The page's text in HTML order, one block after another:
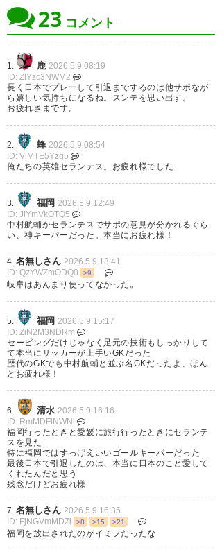
セランテス選手のプレーに魅了
され応援してました！
大好きな選手でした！
アビスパの選手としてJ1で一緒
に戦いたかった…
現役生活お疲れ様でした
福岡でプレーして頂きありがと
うございました！
最後にベススタに来て欲しいで
す！
— セランテス選手のプレーに魅
了され応援してました！ 大好き
な選手でした！ アビスパの選手
としてJ1で一緒に戦いたかった…
現役生活お疲れ様でした 福岡で
プレーして頂きありがとうござ
いました！ 最後にベススタに来
て欲しいです！
(gatcom0720avi/status/20523
36218386620641/photo/2)
2026, 5月 7
セランテスまじ！？この前の試
合めちゃくちゃ頑張ってセーブ
しててすげーと思って、これか
— ザキオカ コマキチ
(ZEANAN18)2026, 5月 8
間違いなくレジェンド外国人の1
人だよ、セランテス。お疲れ様
でした！
2026, 5月 8
23 コメント
1. 鹿 2026.5.9 08:19
ID: ZlYzc3NWM2
長く日本でプレーして引退までするのは他サポなが
ら嬉しい気持ちになるね。スンテを思い出す。
お疲れさまです。
2. 蜂 2026.5.9 08:54
ID: VlMTE5Yzg5
俺たちの英雄セランテス。お疲れ様でした
3. 福岡 2026.5.9 12:49
ID: JiYmVkOTQ5
中村航輔かセランテスでサポの意見が分かれるぐら
い、神キーパーだった。本当にお疲れ様！
4. 名無しさん 2026.5.9 13:41
ID: QzYWZmODQ0
>9
岐阜はあんまり使ってなかった。
5. 福岡 2026.5.9 15:17
ID: ZiN2M3NDRm
セービングだけじゃなく足元の技術もしっかりして
て本当にサッカーが上手いGKだった
歴代のGKでも中村航輔と並ぶ名GKだったよ、ほん
とお疲れ様！
6. 清水 2026.5.9 16:16
ID: RmMDFlNWNl
福岡行ったときと愛媛に旅行行ったときにセランテ
スを見た
特に福岡ではすっげえいいゴールキーパーだった
最後日本で引退したのは、本当に日本のこと愛して
くれたんだと思う
残念だけどお疲れ様
7. 名無しさん 2026.5.9 16:35
ID: FjNGVmMDZi
>8 >15 >21
福岡を放出されたのがイミフだったな